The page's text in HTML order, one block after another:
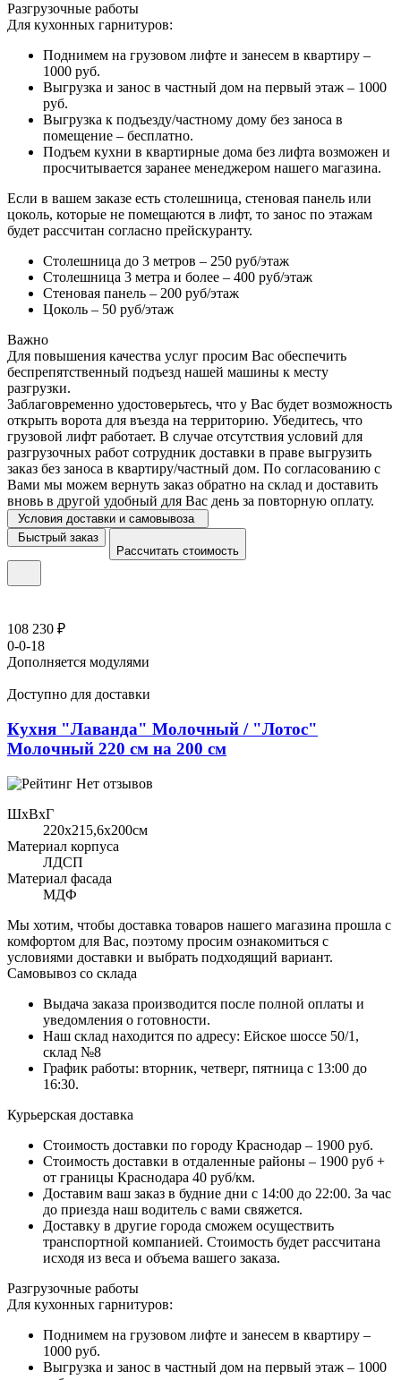
Разгрузочные работы
Для кухонных гарнитуров:
Поднимем на грузовом лифте и занесем в квартиру –
1000 руб.
Выгрузка и занос в частный дом на первый этаж – 1000
руб.
Выгрузка к подъезду/частному дому без заноса в
помещение – бесплатно.
Подъем кухни в квартирные дома без лифта возможен и
просчитывается заранее менеджером нашего магазина.
Если в вашем заказе есть столешница, стеновая панель или
цоколь, которые не помещаются в лифт, то занос по этажам
будет рассчитан согласно прейскуранту.
Столешница до 3 метров – 250 руб/этаж
Столешница 3 метра и более – 400 руб/этаж
Стеновая панель – 200 руб/этаж
Цоколь – 50 руб/этаж
Важно
Для повышения качества услуг просим Вас обеспечить
беспрепятственный подъезд нашей машины к месту
разгрузки.
Заблаговременно удостоверьтесь, что у Вас будет возможность
открыть ворота для въезда на территорию. Убедитесь, что
грузовой лифт работает. В случае отсутствия условий для
разгрузочных работ сотрудник доставки в праве выгрузить
заказ без заноса в квартиру/частный дом. По согласованию с
Вами мы можем вернуть заказ обратно на склад и доставить
вновь в другой удобный для Вас день за повторную оплату.
Условия доставки и самовывоза
Быстрый заказ
Рассчитать стоимость
108 230 ₽
0-0-18
Дополняется модулями
Доступно для доставки
Кухня "Лаванда" Молочный / "Лотос"
Молочный 220 см на 200 см
Нет отзывов
ШхВхГ
220x215,6х200см
Материал корпуса
ЛДСП
Материал фасада
МДФ
Мы хотим, чтобы доставка товаров нашего магазина прошла с
комфортом для Вас, поэтому просим ознакомиться с
условиями доставки и выбрать подходящий вариант.
Самовывоз со склада
Выдача заказа производится после полной оплаты и
уведомления о готовности.
Наш склад находится по адресу: Ейское шоссе 50/1,
склад №8
График работы: вторник, четверг, пятница с 13:00 до
16:30.
Курьерская доставка
Стоимость доставки по городу Краснодар – 1900 руб.
Стоимость доставки в отдаленные районы – 1900 руб +
от границы Краснодара 40 руб/км.
Доставим ваш заказ в будние дни с 14:00 до 22:00. За час
до приезда наш водитель с вами свяжется.
Доставку в другие города сможем осуществить
транспортной компанией. Стоимость будет рассчитана
исходя из веса и объема вашего заказа.
Разгрузочные работы
Для кухонных гарнитуров:
Поднимем на грузовом лифте и занесем в квартиру –
1000 руб.
Выгрузка и занос в частный дом на первый этаж – 1000